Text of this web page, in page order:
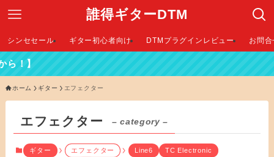
誰得ギターDTM
シンセセール ギター初心者向け DTMプラグインレビュー お問
ホーム ギター エフェクター
エフェクター – category –
ギター エフェクター Line6
TC Electronic